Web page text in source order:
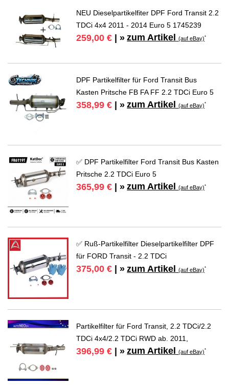
NEU Dieselpartikelfiter DPF Ford Transit 2.2
TDCi 4x4 2011 - 2014 Euro 5 1745239
259,00 € | » zum Artikel(auf eBay)*
DPF Partikelfilter für Ford Transit Bus
Kasten Pritsche FB FA FF 2.2 TDCi Euro 5
358,99 € | » zum Artikel(auf eBay)*
✅ DPF Partikelfilter Ford Transit Bus Kasten
Pritsche 2.2 TDCi Euro 5
365,99 € | » zum Artikel(auf eBay)*
✅ Ruß-Partikelfilter Dieselpartikelfilter DPF
für FORD Transit - 2.2 TDCi
375,00 € | » zum Artikel(auf eBay)*
Partikelfilter für Ford Transit, 2.2 TDCi/2.2
TDCi 4x4/2.2 TDCi RWD ab. 2011,
396,99 € | » zum Artikel(auf eBay)*